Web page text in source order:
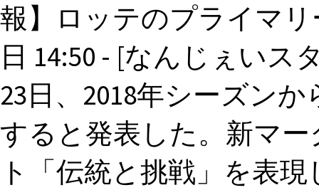
報】ロッテのプライマリ
日 14:50 - [なんじぇい
23日、2018年シーズン
すると発表した。新マ
ト「伝統と挑戦」を表